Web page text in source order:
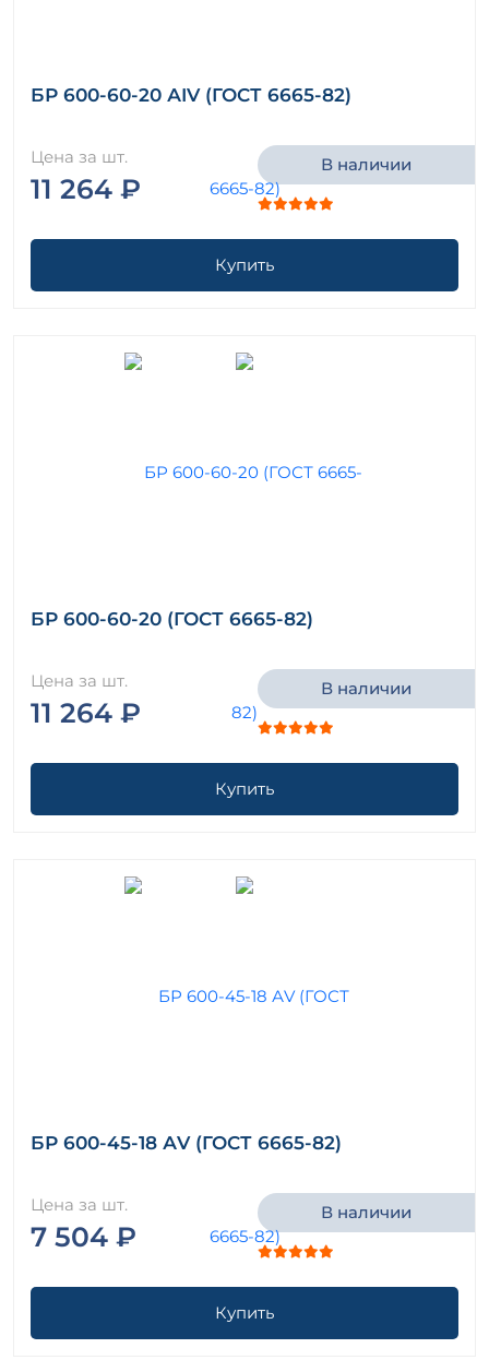
БР 600-60-20 АIV (ГОСТ 6665-82)
Цена за шт.
11 264 ₽
В наличии
Купить
БР 600-60-20 (ГОСТ 6665-82)
Цена за шт.
11 264 ₽
В наличии
Купить
БР 600-45-18 АV (ГОСТ 6665-82)
Цена за шт.
7 504 ₽
В наличии
Купить